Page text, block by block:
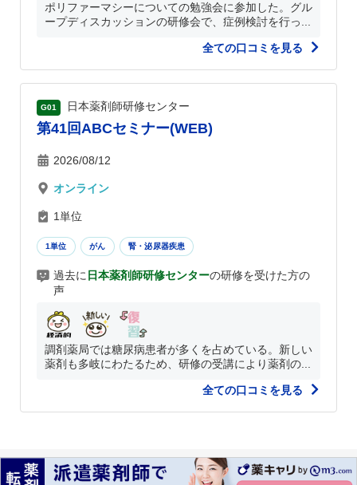
ポリファーマシーについての勉強会に参加した。グル
ープディスカッションの研修会で、症例検討を行っ...
全ての口コミを見る
G01 日本薬剤師研修センター
第41回ABCセミナー(WEB)
2026/08/12
オンライン
1単位
1単位 がん 腎・泌尿器疾患
過去に 日本薬剤師研修センターの研修を受けた方の
声
調剤薬局では糖尿病患者が多くを占めている。新しい
薬剤も多岐にわたるため、研修の受講により薬剤の...
全ての口コミを見る